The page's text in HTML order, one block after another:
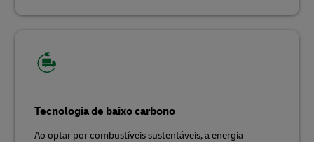
Tecnologia de baixo carbono
Ao optar por combustíveis sustentáveis, a energia